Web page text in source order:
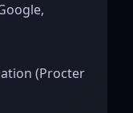
(Procter